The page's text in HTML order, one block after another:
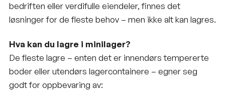
bedriften eller verdifulle eiendeler, finnes det
løsninger for de fleste behov – men ikke alt kan lagres.
Hva kan du lagre i minilager?
De fleste lagre – enten det er innendørs tempererte
boder eller utendørs lagercontainere – egner seg
godt for oppbevaring av: